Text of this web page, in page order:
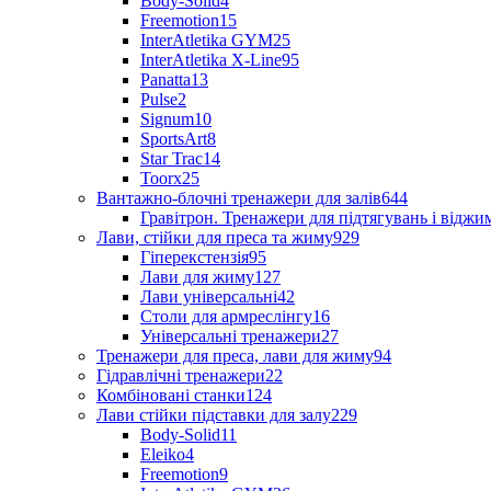
Freemotion15
InterAtletika GYM25
InterAtletika X-Line95
Panatta13
Pulse2
Signum10
SportsArt8
Star Trac14
Toorx25
Вантажно-блочні тренажери для залів644
Гравітрон. Тренажери для підтягувань і
Лави, стійки для преса та жиму929
Гіперекстензія95
Лави для жиму127
Лави універсальні42
Столи для армреслінгу16
Універсальні тренажери27
Тренажери для преса, лави для жиму94
Гідравлічні тренажери22
Комбіновані станки124
Лави стійки підставки для залу229
Body-Solid11
Eleiko4
Freemotion9